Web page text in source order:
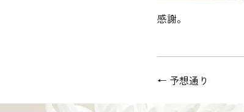
感謝。
← 予想通り